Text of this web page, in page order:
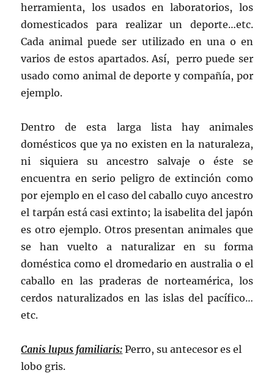
herramienta, los usados en laboratorios, los
domesticados para realizar un deporte…etc.
Cada animal puede ser utilizado en una o en
varios de estos apartados. Así, perro puede ser
usado como animal de deporte y compañía, por
ejemplo.
Dentro de esta larga lista hay animales
domésticos que ya no existen en la naturaleza,
ni siquiera su ancestro salvaje o éste se
encuentra en serio peligro de extinción como
por ejemplo en el caso del caballo cuyo ancestro
el tarpán está casi extinto; la isabelita del japón
es otro ejemplo. Otros presentan animales que
se han vuelto a naturalizar en su forma
doméstica como el dromedario en australia o el
caballo en las praderas de norteamérica, los
cerdos naturalizados en las islas del pacífico…
etc.
Canis lupus familiaris: Perro, su antecesor es el
lobo gris.